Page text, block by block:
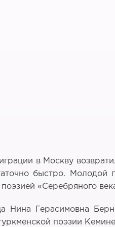
в Москву
быстро.
«Серебряного
Нина Герасимовна
поэзии